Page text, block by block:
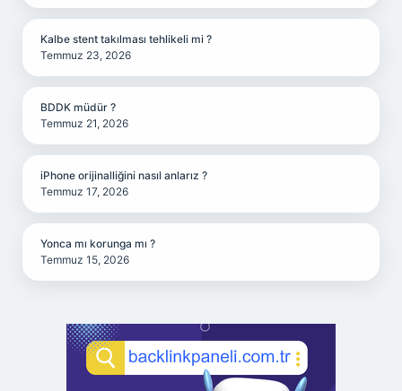
Kalbe stent takılması tehlikeli mi ?
Temmuz 23, 2026
BDDK müdür ?
Temmuz 21, 2026
iPhone orijinalliğini nasıl anlarız ?
Temmuz 17, 2026
Yonca mı korunga mı ?
Temmuz 15, 2026